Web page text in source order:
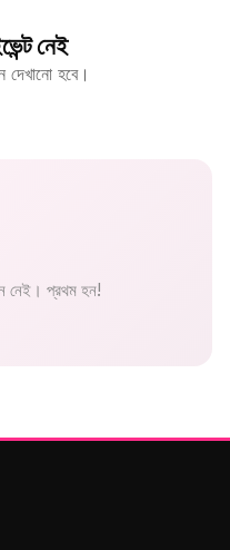
নেই
দেখানো হবে।
নেই। প্রথম হন!